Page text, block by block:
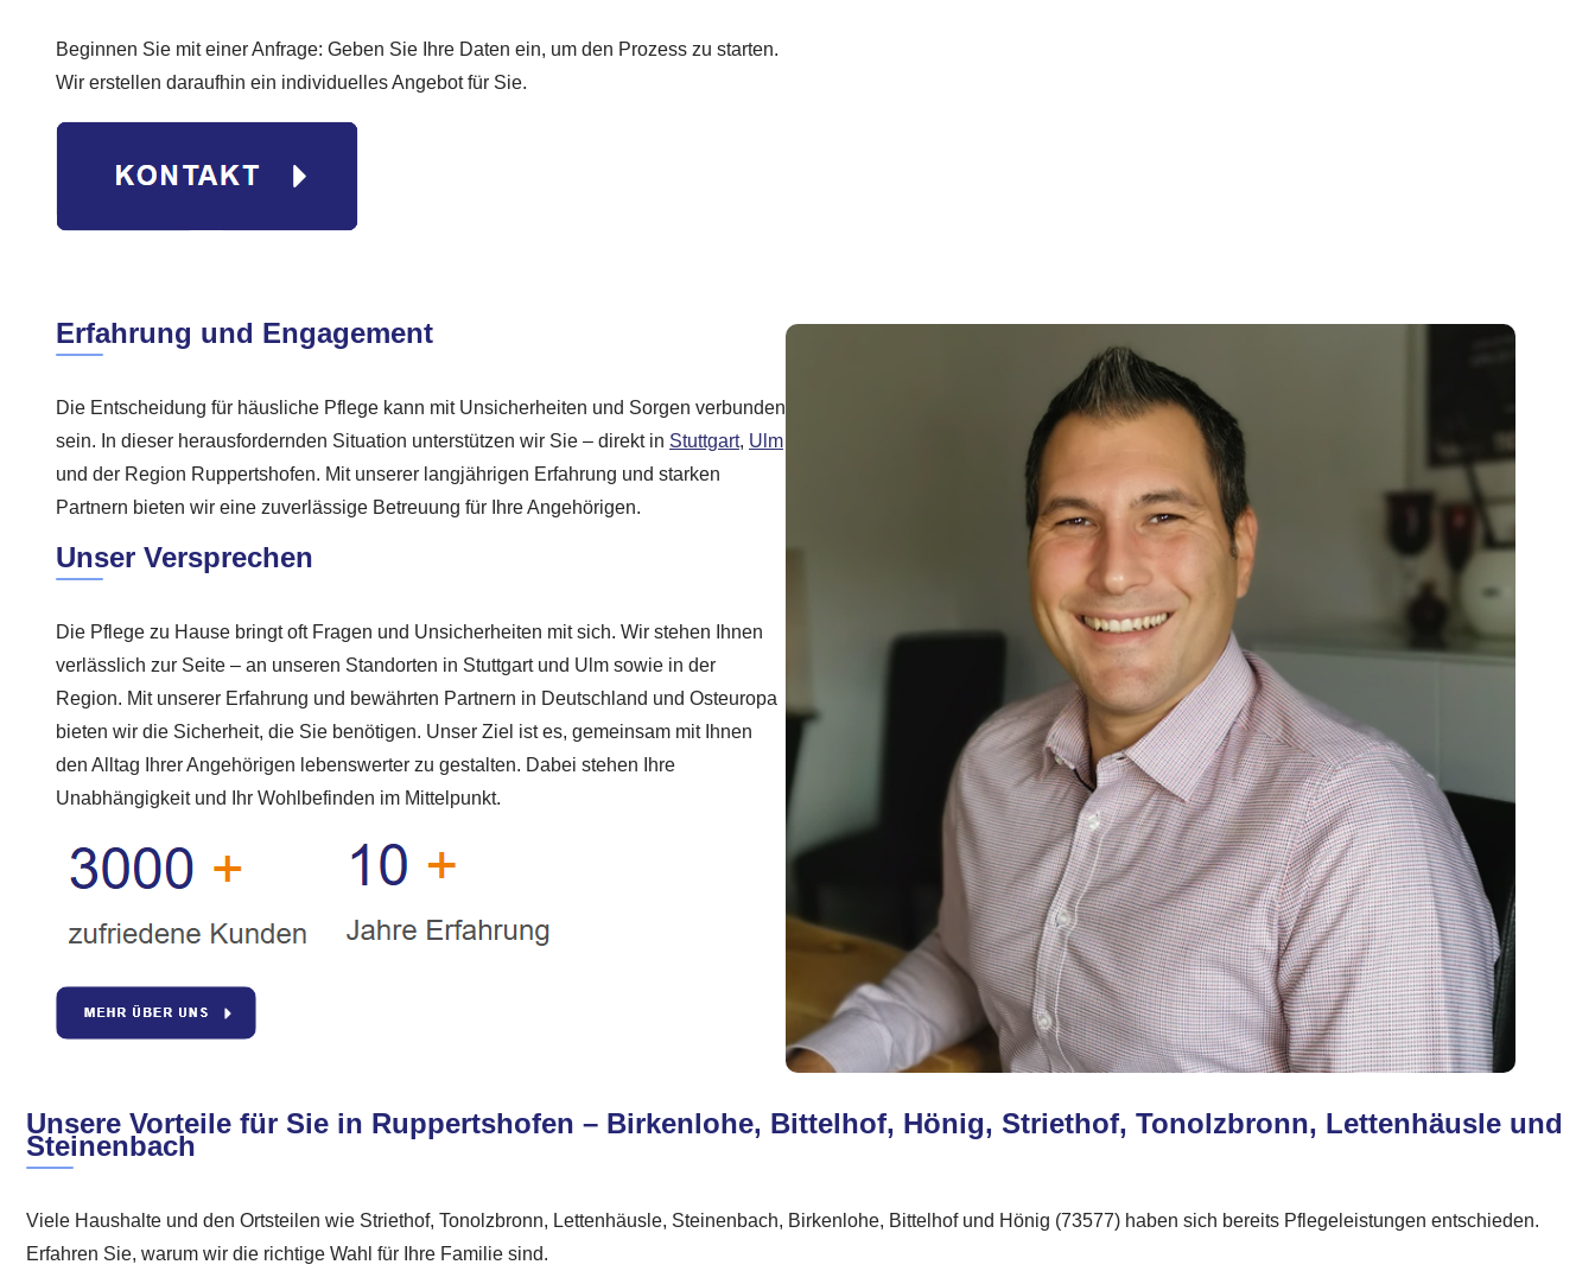
Beginnen Sie mit einer Anfrage: Geben Sie Ihre Daten ein, um den Prozess zu starten.
Wir erstellen daraufhin ein individuelles Angebot für Sie.
Erfahrung und Engagement
Die Entscheidung für häusliche Pflege kann mit Unsicherheiten und Sorgen verbunden
sein. In dieser herausfordernden Situation unterstützen wir Sie – direkt in Stuttgart, Ulm
und der Region Ruppertshofen. Mit unserer langjährigen Erfahrung und starken
Partnern bieten wir eine zuverlässige Betreuung für Ihre Angehörigen.
Unser Versprechen
Die Pflege zu Hause bringt oft Fragen und Unsicherheiten mit sich. Wir stehen Ihnen
verlässlich zur Seite – an unseren Standorten in Stuttgart und Ulm sowie in der
Region. Mit unserer Erfahrung und bewährten Partnern in Deutschland und Osteuropa
bieten wir die Sicherheit, die Sie benötigen. Unser Ziel ist es, gemeinsam mit Ihnen
den Alltag Ihrer Angehörigen lebenswerter zu gestalten. Dabei stehen Ihre
Unabhängigkeit und Ihr Wohlbefinden im Mittelpunkt.
Unsere Vorteile für Sie in Ruppertshofen – Birkenlohe, Bittelhof, Hönig, Striethof, Tonolzbronn, Lettenhäusle und
Steinenbach
Viele Haushalte und den Ortsteilen wie Striethof, Tonolzbronn, Lettenhäusle, Steinenbach, Birkenlohe, Bittelhof und Hönig (73577) haben sich bereits Pflegeleistungen entschieden.
Erfahren Sie, warum wir die richtige Wahl für Ihre Familie sind.